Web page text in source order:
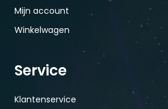
Mijn account
Winkelwagen
Service
Klantenservice